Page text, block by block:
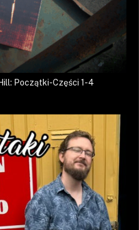
Początki-Części 1-4